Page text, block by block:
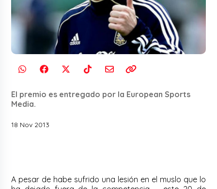
El premio es entregado por la European Sports
Media.
18 Nov 2013
A pesar de habe sufrido una lesión en el muslo que lo